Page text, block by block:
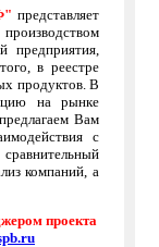
представляет
предприятия,
в реестре
продуктов. В
на рынке
Вам
с
компаний, а
проекта